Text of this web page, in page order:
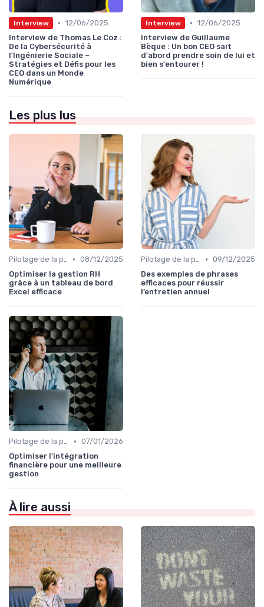
Interview • 12/06/2025
Interview de Thomas Le Coz :
De la Cybersécurité à
l'Ingénierie Sociale –
Stratégies et Défis pour les
CEO dans un Monde
Numérique
Interview • 12/06/2025
Interview de Guillaume
Bèque : Un bon CEO sait
d'abord prendre soin de lui et
bien s'entourer !
Les plus lus
Pilotage de la performance globale • 08/12/2025
Optimiser la gestion RH
grâce à un tableau de bord
Excel efficace
Pilotage de la performance globale • 09/12/2025
Des exemples de phrases
efficaces pour réussir
l’entretien annuel
Pilotage de la performance globale • 07/01/2026
Optimiser l'intégration
financière pour une meilleure
gestion
À lire aussi